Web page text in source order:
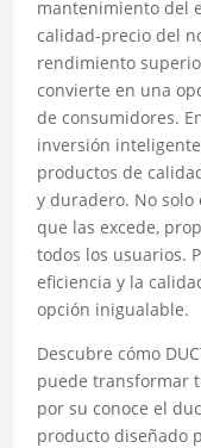
mantenimiento del
calidad-precio del
rendimiento
convierte en una
de consumidores.
inversión
productos de
y duradero. No solo
que las excede,
todos los usuarios.
eficiencia y la
opción inigualable.
Descubre cómo
puede transformar
por su conoce el
producto diseñado